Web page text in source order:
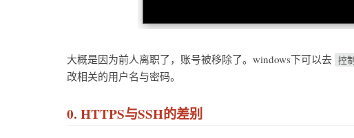
大概是因为前人离职了，账号被移除了。windows下可以去 控
改相关的用户名与密码。
0. HTTPS与SSH的差别